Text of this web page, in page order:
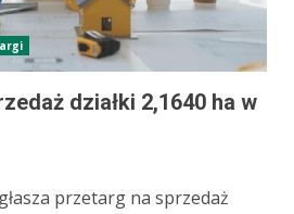
działki 2,1640 ha w
przetarg na sprzedaż